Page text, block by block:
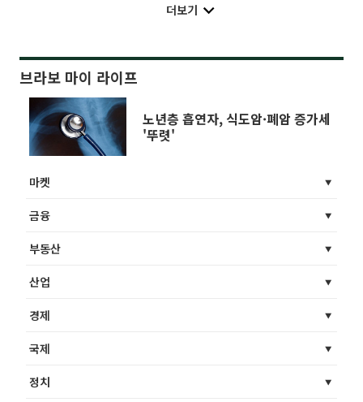
더보기
브라보 마이 라이프
노년층 흡연자, 식도암·폐암 증가세
'뚜렷'
마켓
금융
부동산
산업
경제
국제
정치